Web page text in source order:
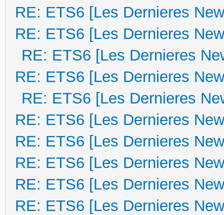
RE: ETS6 [Les Dernieres
RE: ETS6 [Les Dernieres
RE: ETS6 [Les Dernieres
RE: ETS6 [Les Dernieres
RE: ETS6 [Les Dernieres
RE: ETS6 [Les Dernieres
RE: ETS6 [Les Dernieres
RE: ETS6 [Les Dernieres
RE: ETS6 [Les Dernieres
RE: ETS6 [Les Dernieres